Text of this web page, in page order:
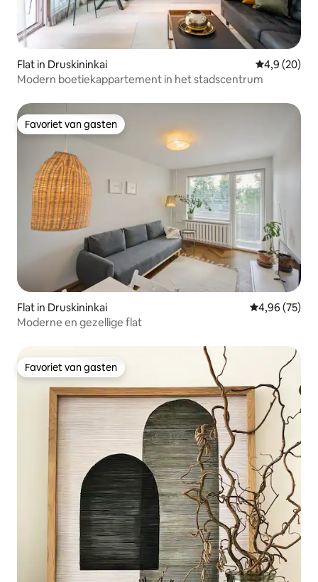
Flat in Druskininkai Gemiddelde
4,9 (20)
Modern boetiekappartement in het stadscentrum
Favoriet van gasten
Favoriet van gasten
Flat in Druskininkai Gemiddelde
4,96 (75)
Moderne en gezellige flat
Favoriet van gasten
Favoriet van gasten